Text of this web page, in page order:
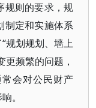
规则的要求，规
制定和实施体系
规划规划、墙上
频繁的问题，
会对公民财产
。